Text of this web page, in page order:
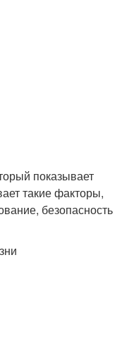
показывает
такие факторы,
безопасность